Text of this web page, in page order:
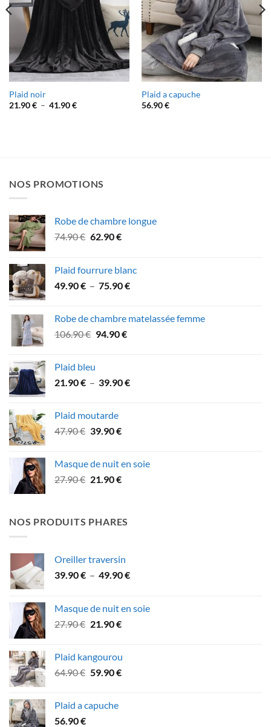
Plaid noir
21.90€ – 41.90€Plage
Plaid a capuche
56.90€
NOS PROMOTIONS
Robe de chambre longue
74.90€ Le
était :
74.90 €.
62.90€Le
est :
62.90 €.
Plaid fourrure blanc
49.90€ – 75.90€Plage
49.90 €
Robe de chambre matelassée femme
106.90€ Le
était :
106.90 €.
94.90€Le
94.90 €.
Plaid bleu
21.90€ – 39.90€Plage
Plaid moutarde
47.90€ Le
était :
47.90 €.
39.90€Le
est :
39.90 €.
Masque de nuit en soie
27.90€ Le
était :
21.90€Le
est :
NOS PRODUITS PHARES
Oreiller traversin
39.90€ – 49.90€Plage
39.90 €
Masque de nuit en soie
27.90€ Le
était :
27.90 €.
21.90€Le
est :
21.90 €.
Plaid kangourou
64.90€ Le
était :
59.90€Le
Plaid a capuche
56.90€